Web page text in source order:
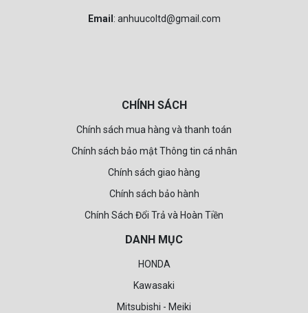
Email : anhuucoltd@gmail.com
CHÍNH SÁCH
Chính sách mua hàng và thanh toán
Chính sách bảo mật Thông tin cá nhân
Chính sách giao hàng
Chính sách bảo hành
Chính Sách Đổi Trả và Hoàn Tiền
DANH MỤC
HONDA
Kawasaki
Mitsubishi - Meiki